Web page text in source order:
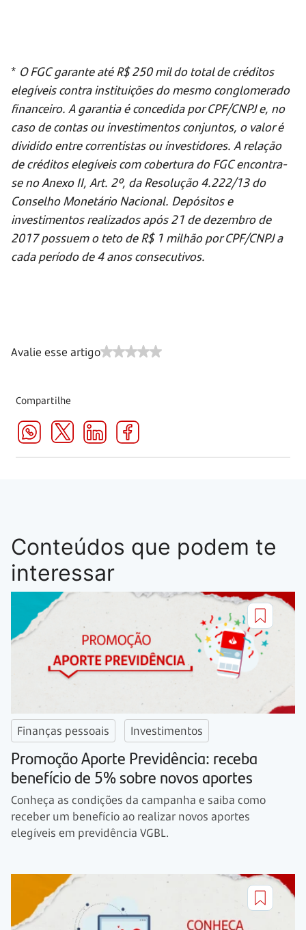
* O FGC garante até R$ 250 mil do total de créditos
elegíveis contra instituições do mesmo conglomerado
financeiro. A garantia é concedida por CPF/CNPJ e, no
caso de contas ou investimentos conjuntos, o valor é
dividido entre correntistas ou investidores. A relação
de créditos elegíveis com cobertura do FGC encontra-
se no Anexo II, Art. 2º, da Resolução 4.222/13 do
Conselho Monetário Nacional. Depósitos e
investimentos realizados após 21 de dezembro de
2017 possuem o teto de R$ 1 milhão por CPF/CNPJ a
cada período de 4 anos consecutivos.
Avalie esse artigo
Compartilhe
Conteúdos que podem te
interessar
Finanças pessoais Investimentos
Promoção Aporte Previdência: receba
benefício de 5% sobre novos aportes
Conheça as condições da campanha e saiba como
receber um benefício ao realizar novos aportes
elegíveis em previdência VGBL.